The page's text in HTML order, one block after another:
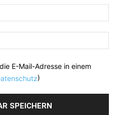
E-Mail-Adresse in einem
)